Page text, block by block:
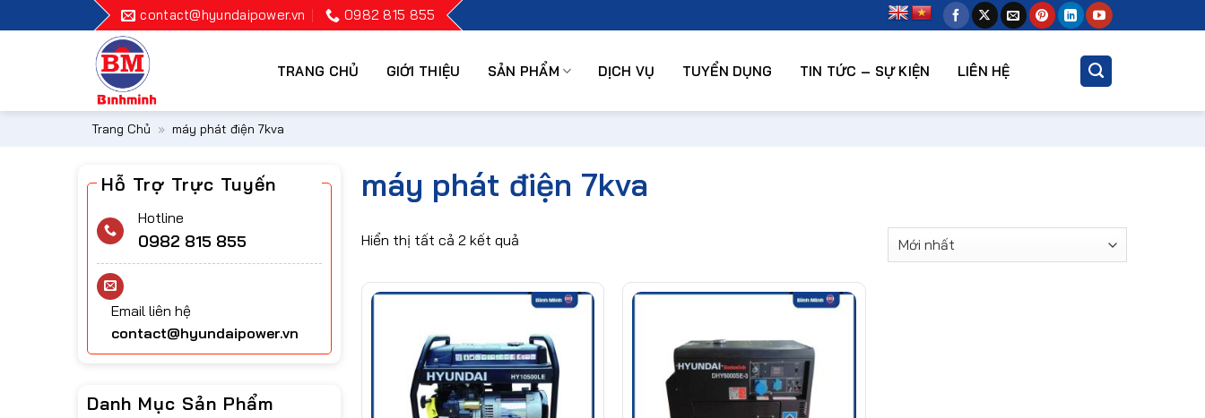
qua
contact@hyundaipower.vn 0982 815 855
TRANG CHỦ GIỚI THIỆU SẢN PHẨM DỊCH VỤ TUYỂN DỤNG TIN TỨC – SỰ KIỆN LIÊN HỆ
Trang Chủ » máy phát điện 7kva
Hỗ Trợ Trực Tuyến
Hotline
0982 815 855
Email liên hệ
contact@hyundaipower.vn
Danh Mục Sản Phẩm
máy phát điện 7kva
Hiển thị tất cả 2 kết quả